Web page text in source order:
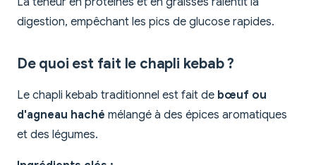
digestion, empêchant les pics de glucose rapides.
De quoi est fait le chapli kebab ?
Le chapli kebab traditionnel est fait de bœuf ou
d'agneau haché mélangé à des épices aromatiques
et des légumes.